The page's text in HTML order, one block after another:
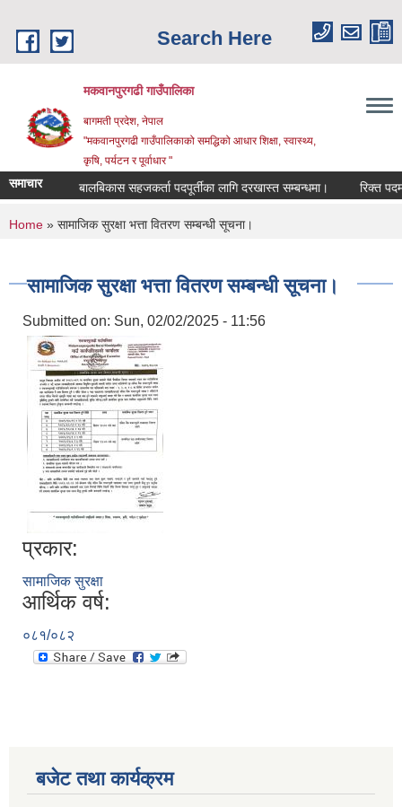
Search Here
मकवानपुरगढी गाउँपालिका
बागमती प्रदेश, नेपाल
"मकवानपुरगढी गाउँपालिकाको समद्धिको आधार शिक्षा, स्‍वास्‍थ्‍य,
कृषि, पर्यटन र पूर्वाधार "
समाचार बालबिकास सहजकर्ता पदपूर्तीका लागि दरखास्त सम्बन्धमा। रिक्त पदमा
You are here
Home » सामाजिक सुरक्षा भत्ता वितरण सम्बन्धी सूचना।
सामाजिक सुरक्षा भत्ता वितरण सम्बन्धी सूचना।
Submitted on: Sun, 02/02/2025 - 11:56
प्रकार:
सामाजिक सुरक्षा
आर्थिक वर्ष:
०८१/०८२
बजेट तथा कार्यक्रम